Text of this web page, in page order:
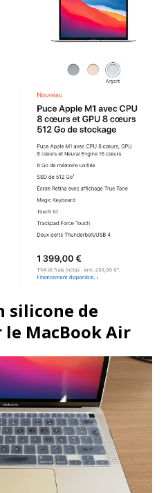
silicone de
MacBook Air